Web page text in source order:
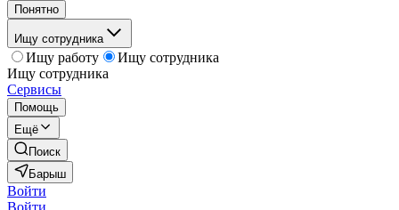
Понятно
Ищу сотрудника
Ищу работу
Ищу сотрудника
Ищу сотрудника
Сервисы
Помощь
Ещё
Поиск
Барыш
Войти
Войти